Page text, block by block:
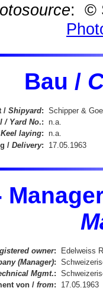
: ©
Bau /
/ Shipyard: Schipper &
/ Yard No.: n.a.
Keel laying: n.a.
/ Delivery: 17.05.1963
owner:
Edelweiss
(Manager):
Mgmt.:
von / from:
17.05.1963